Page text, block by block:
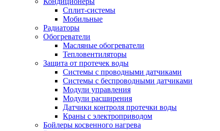
Сплит-системы
Мобильные
Радиаторы
Обогреватели
Масляные обогреватели
Тепловентиляторы
Защита от протечек воды
Системы с проводными датчиками
Системы с беспроводными датчиками
Модули управления
Модули расширения
Датчики контроля протечки воды
Краны с электроприводом
Бойлеры косвенного нагрева